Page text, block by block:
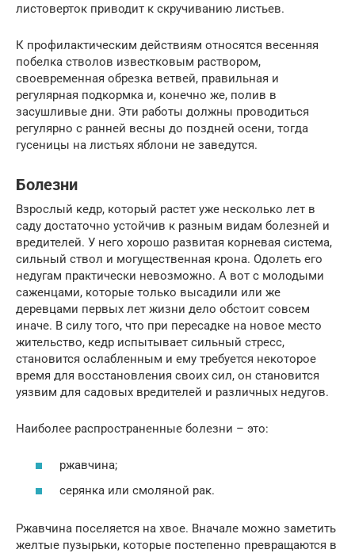
листоверток приводит к скручиванию листьев.
К профилактическим действиям относятся весенняя
побелка стволов известковым раствором,
своевременная обрезка ветвей, правильная и
регулярная подкормка и, конечно же, полив в
засушливые дни. Эти работы должны проводиться
регулярно с ранней весны до поздней осени, тогда
гусеницы на листьях яблони не заведутся.
Болезни
Взрослый кедр, который растет уже несколько лет в
саду достаточно устойчив к разным видам болезней и
вредителей. У него хорошо развитая корневая система,
сильный ствол и могущественная крона. Одолеть его
недугам практически невозможно. А вот с молодыми
саженцами, которые только высадили или же
деревцами первых лет жизни дело обстоит совсем
иначе. В силу того, что при пересадке на новое место
жительство, кедр испытывает сильный стресс,
становится ослабленным и ему требуется некоторое
время для восстановления своих сил, он становится
уязвим для садовых вредителей и различных недугов.
Наиболее распространенные болезни – это:
ржавчина;
серянка или смоляной рак.
Ржавчина поселяется на хвое. Вначале можно заметить
желтые пузырьки, которые постепенно превращаются в